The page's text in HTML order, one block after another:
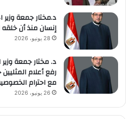
د.مختار جمعة وزير
إنسان منذ أن خلقه
28 يونيو، 2026
د. مختار جمعة
رفع أعلام
مع احترام
26 يونيو، 2026